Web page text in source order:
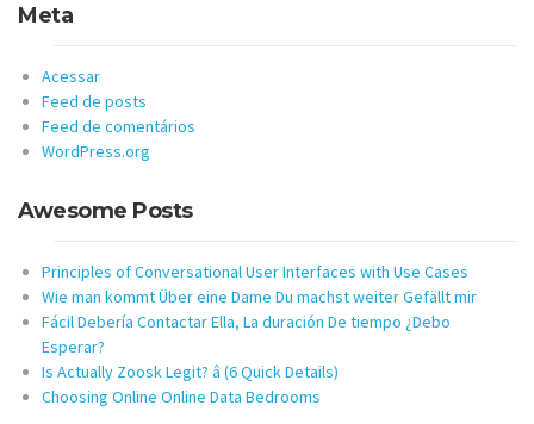
Meta
Acessar
Feed de posts
Feed de comentários
WordPress.org
Awesome Posts
Principles of Conversational User Interfaces with Use Cases
Wie man kommt Über eine Dame Du machst weiter Gefällt mir
Fácil Debería Contactar Ella, La duración De tiempo ¿Debo
Esperar?
Is Actually Zoosk Legit? â (6 Quick Details)
Choosing Online Online Data Bedrooms